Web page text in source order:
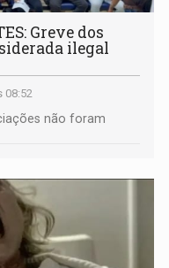
Greve dos
ilegal
08:52
não foram